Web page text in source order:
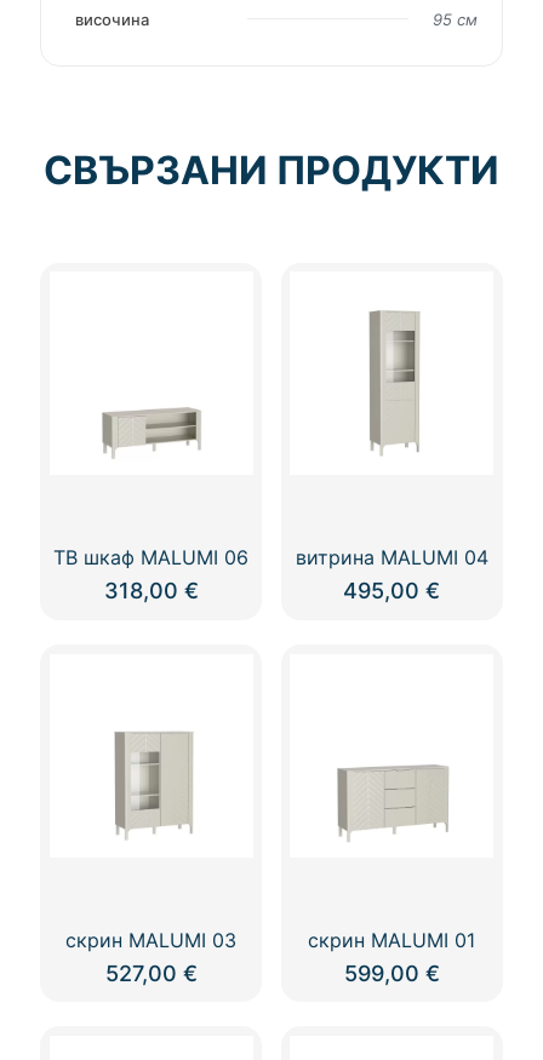
височина 95 см
СВЪРЗАНИ ПРОДУКТИ
ТВ шкаф MALUMI 06
318,00 €
витрина MALUMI 04
495,00€
скрин MALUMI 03
527,00 €
скрин MALUMI 01
599,00 €